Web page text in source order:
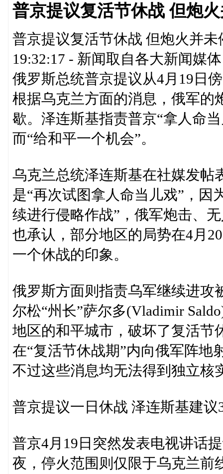
普京提议复活节休战 但炮
普京提议复活节休战 但炮火并
19:32:17 - 新闻取自各大新闻媒
俄罗斯总统普京提议从4月19日
根据乌克兰方面的消息，俄军的
歇。泽连斯基指责普京“拿人命
而“给和平一个机会”。
乌克兰总统泽连斯基在社媒发帖
是“再次试图拿人命当儿戏”，因
续进行侵略作战”，俄军炮击、
也承认，部分地区的局势在4月
一个休战的印象。
俄罗斯方面则指责乌军继续进攻
尔松“州长”萨尔多(Vladimir
地区的和平城市，破坏了复活节
在“复活节休战期”内向俄军阵地
不过这些消息均无法得到独立核
普京提议一日休战 泽连斯基建议
普京4月19日突然发表电视讲话
夜，停火范围则仅限于乌克兰前